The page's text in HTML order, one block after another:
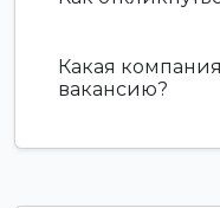
Какая
вакансию?